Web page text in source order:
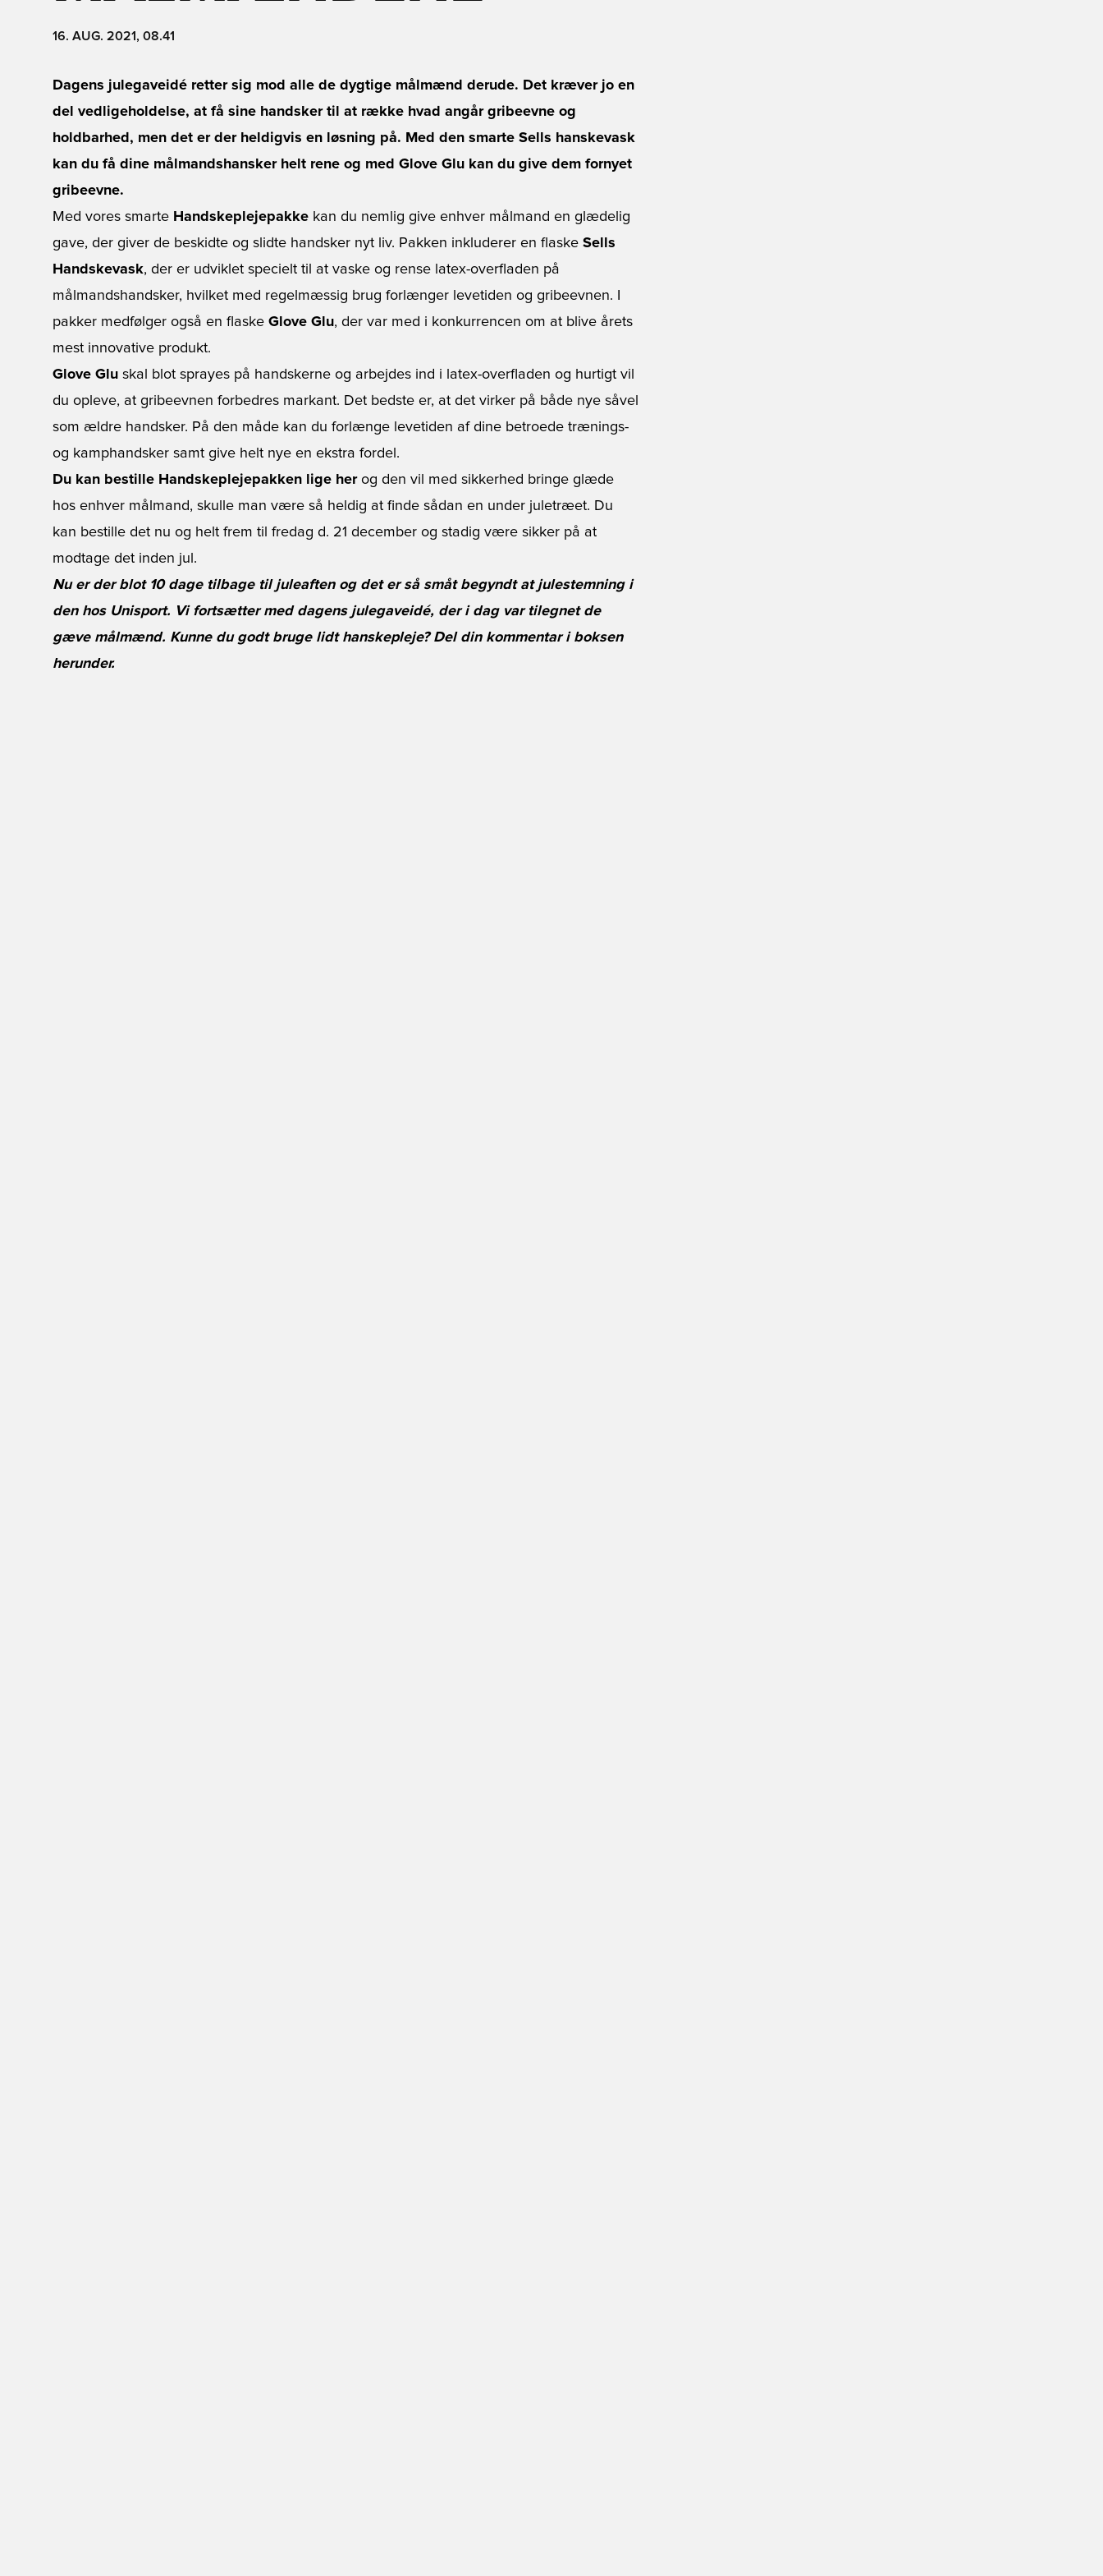
16. AUG. 2021, 08.41
Dagens julegaveidé retter sig mod alle de dygtige målmænd derude. Det kræver jo en
del vedligeholdelse, at få sine handsker til at række hvad angår gribeevne og
holdbarhed, men det er der heldigvis en løsning på. Med den smarte Sells hanskevask
kan du få dine målmandshansker helt rene og med Glove Glu kan du give dem fornyet
gribeevne.
Med vores smarte Handskeplejepakke kan du nemlig give enhver målmand en glædelig
gave, der giver de beskidte og slidte handsker nyt liv. Pakken inkluderer en flaske Sells
Handskevask, der er udviklet specielt til at vaske og rense latex-overfladen på
målmandshandsker, hvilket med regelmæssig brug forlænger levetiden og gribeevnen. I
pakker medfølger også en flaske Glove Glu, der var med i konkurrencen om at blive årets
mest innovative produkt.
Glove Glu skal blot sprayes på handskerne og arbejdes ind i latex-overfladen og hurtigt vil
du opleve, at gribeevnen forbedres markant. Det bedste er, at det virker på både nye såvel
som ældre handsker. På den måde kan du forlænge levetiden af dine betroede trænings-
og kamphandsker samt give helt nye en ekstra fordel.
Du kan bestille Handskeplejepakken lige herog den vil med sikkerhed bringe glæde
hos enhver målmand, skulle man være så heldig at finde sådan en under juletræet. Du
kan bestille det nu og helt frem til fredag d. 21 december og stadig være sikker på at
modtage det inden jul.
Nu er der blot 10 dage tilbage til juleaften og det er så småt begyndt at julestemning i
den hos Unisport. Vi fortsætter med dagens julegaveidé, der i dag var tilegnet de
gæve målmænd. Kunne du godt bruge lidt hanskepleje? Del din kommentar i boksen
herunder.